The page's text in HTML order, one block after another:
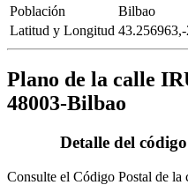
Población
Bilbao
Latitud y Longitud
Plano de la calle
48003-Bilbao
Detalle del
Consulte el Código Postal de la